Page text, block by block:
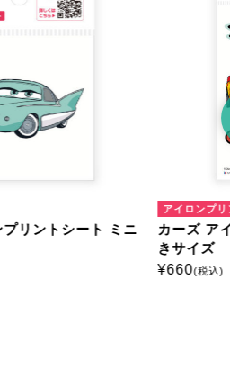
ーズ アイロンプリントシート は